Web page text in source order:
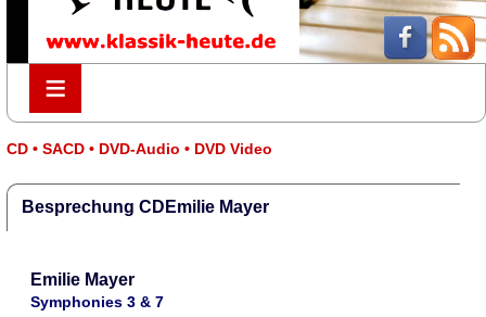
≡
≡
CD • SACD • DVD-Audio • DVD Video
Besprechung CDEmilie Mayer
Emilie Mayer
Symphonies 3 & 7